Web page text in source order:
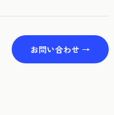
お問い合わせ →